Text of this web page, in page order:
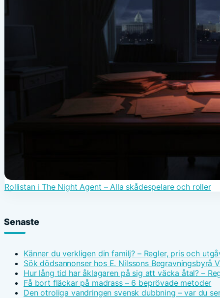
Rollistan i The Night Agent – Alla skådespelare och roller
Senaste
Känner du verkligen din familj? – Regler, pris och
Sök dödsannonser hos E. Nilssons Begravningsbyrå
Hur lång tid har åklagaren på sig att väcka åtal? –
Få bort fläckar på madrass – 6 beprövade metoder
Den otroliga vandringen svensk dubbning – var du